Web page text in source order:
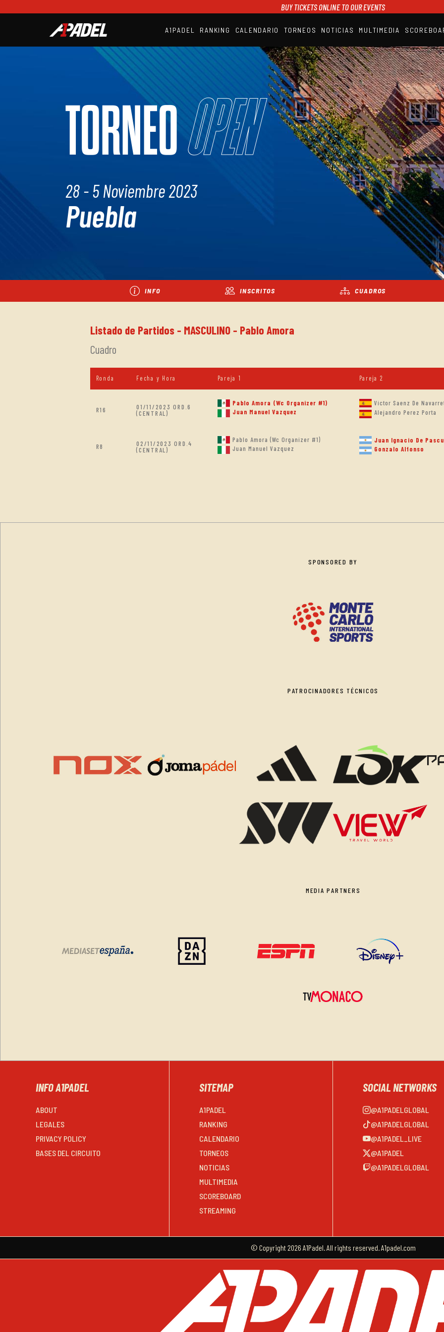
BUY TICKETS ONLINE TO OUR EVENTS
A1PADEL RANKING CALENDARIO TORNEOS NOTICIAS MULTIMEDIA
A1PADEL
RANKING
CALENDARIO
TORNEOS
NOTICIAS
MULTIMEDIA
SCOREBOARD
STREAMING
TORNEOOpen
28 - 5 Noviembre 2023
Puebla
INFO INSCRITOS CUADROS
Listado de Partidos - MASCULINO - Pablo Amora
Cuadro
Ronda Fecha y Hora Pareja 1 Pareja 2
R16
01/11/2023 ORD.6
(CENTRAL)
Pablo Amora (Wc Organizer #1)
Juan Manuel Vazquez
Victor Saenz De
Alejandro Perez Porta
R8
02/11/2023 ORD.4
(CENTRAL)
Pablo Amora (Wc Organizer #1)
Juan Manuel Vazquez
Juan Ignacio De
Gonzalo Alfonso
SPONSORED BY
PATROCINADORES TÉCNICOS
MEDIA PARTNERS
INFO A1PADEL
ABOUT
LEGALES
PRIVACY POLICY
BASES DEL CIRCUITO
SITEMAP
A1PADEL
RANKING
CALENDARIO
TORNEOS
NOTICIAS
MULTIMEDIA
SCOREBOARD
STREAMING
SOCIAL NETWORKS
@A1PADELGLOBAL
@A1PADELGLOBAL
@A1PADEL_LIVE
@A1PADEL
@A1PADELGLOBAL
© Copyright 2026 A1Padel. All rights reserved. A1padel.com